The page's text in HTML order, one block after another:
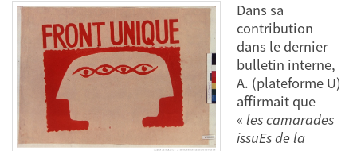
Dans sa
contribution
dans le dernier
bulletin interne,
A. (plateforme U)
affirmait que
« les camarades
issuEs de la